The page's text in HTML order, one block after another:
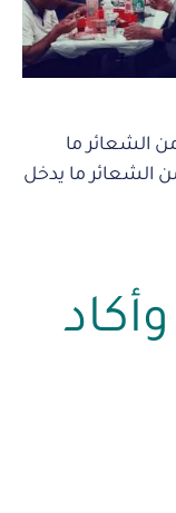
الشعائر ما
الشعائر ما يدخل